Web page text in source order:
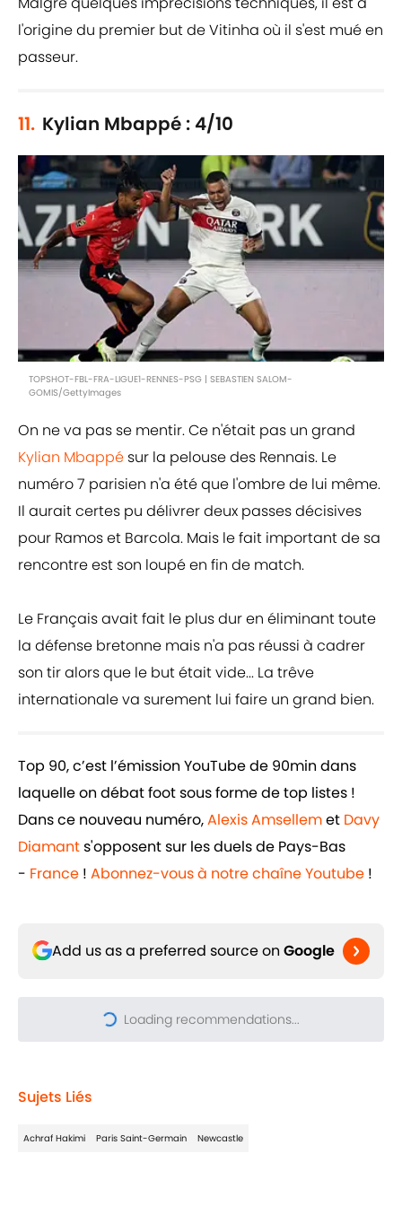
l'origine du premier but de Vitinha où il s'est mué en
passeur.
11. Kylian Mbappé : 4/10
TOPSHOT-FBL-FRA-LIGUE1-RENNES-PSG | SEBASTIEN SALOM-
GOMIS/GettyImages
On ne va pas se mentir. Ce n'était pas un grand
Kylian Mbappé sur la pelouse des Rennais. Le
numéro 7 parisien n'a été que l'ombre de lui même.
Il aurait certes pu délivrer deux passes décisives
pour Ramos et Barcola. Mais le fait important de sa
rencontre est son loupé en fin de match.
Le Français avait fait le plus dur en éliminant toute
la défense bretonne mais n'a pas réussi à cadrer
son tir alors que le but était vide... La trêve
internationale va surement lui faire un grand bien.
Top 90, c’est l’émission YouTube de 90min dans
laquelle on débat foot sous forme de top listes !
Dans ce nouveau numéro,Alexis Amsellemet Davy
Diamants'opposent sur les duels de Pays-Bas
- France ! Abonnez-vous à notre chaîne Youtube !
Add us as a preferred source on Google
Loading recommendations...
Please wait while we load
Sujets Liés
Achraf Hakimi Paris Saint-Germain Newcastle